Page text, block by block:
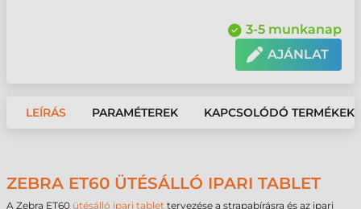
3-5 munkanap
AJÁNLAT
LEÍRÁS PARAMÉTEREK KAPCSOLÓDÓ TERMÉKEK
ZEBRA ET60 ÜTÉSÁLLÓ IPARI TABLET
A Zebra ET60 ütésálló ipari tablet tervezése a strapabírásra és az ipari